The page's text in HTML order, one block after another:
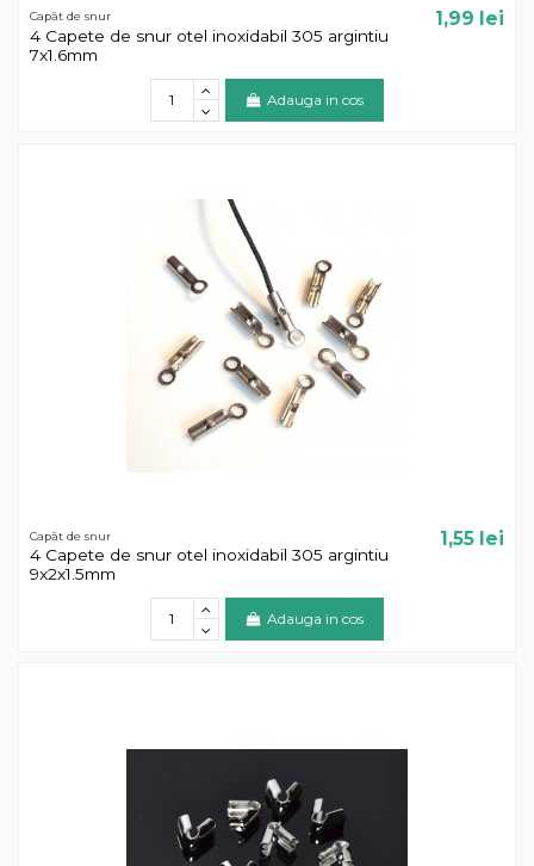
Capăt de snur
4 Capete de snur otel inoxidabil 305 argintiu
7x1.6mm
1,99 lei
Adauga in cos
Capăt de snur
4 Capete de snur otel inoxidabil 305 argintiu
9x2x1.5mm
1,55 lei
Adauga in cos